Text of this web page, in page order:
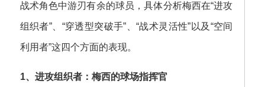
战术角色中游刃有余的球员，具体分析梅西在“进攻
组织者”、“穿透型突破手”、“战术灵活性”以及“空间
利用者”这四个方面的表现。
1、进攻组织者：梅西的球场指挥官